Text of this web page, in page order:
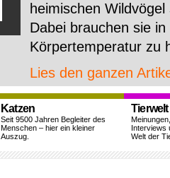
heimischen
Dabei brauchen sie
Körpertemperatur zu
Lies den ganzen
Katzen
Seit 9500 Jahren Begleiter des
Menschen – hier ein kleiner
Auszug.
Tierwelt
Interviews
Welt der